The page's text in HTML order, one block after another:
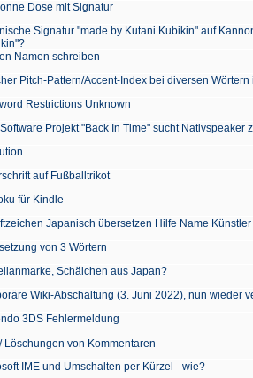
Dose mit Signatur
Signatur "made by Kutani Kubikin" auf
Namen schreiben
Pitch-Pattern/Accent-Index bei diversen
Restrictions Unknown
Projekt "Back In Time" sucht Nativspeaker
auf Fußballtrikot
für Kindle
Japanisch übersetzen Hilfe Name
von 3 Wörtern
Schälchen aus Japan?
Wiki-Abschaltung (3. Juni 2022), nun wieder
3DS Fehlermeldung
Löschungen von Kommentaren
IME und Umschalten per Kürzel - wie?